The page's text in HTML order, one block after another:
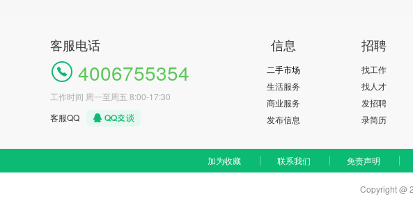
客服电话
4006755354
工作时间 周一至周五 8:00-17:30
客服QQ
信息
二手市场
生活服务
商业服务
发布信息
招聘
找工作
找人才
发招聘
录简历
加为收藏 联系我们 免责声明
Copyright @